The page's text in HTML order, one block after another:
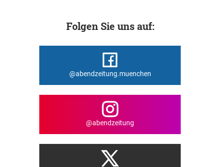
Folgen Sie uns auf:
@abendzeitung.muenchen
@abendzeitung